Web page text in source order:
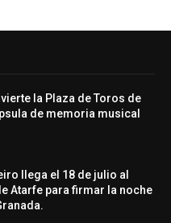
la Plaza de Toros de
de memoria musical
llega el 18 de julio al
Atarfe para firmar la noche